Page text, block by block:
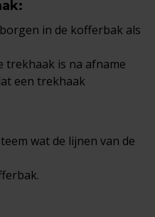
:
in de kofferbak als
trekhaak is na afname
een trekhaak
wat de lijnen van de